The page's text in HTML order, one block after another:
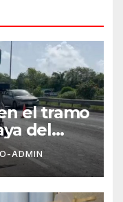
el tramo
del
ADMIN